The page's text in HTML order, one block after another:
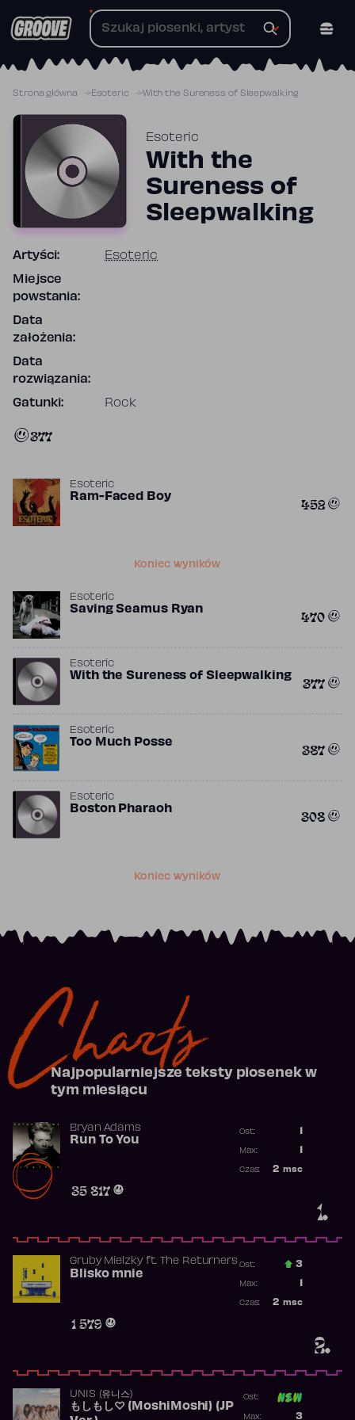
do
Strona główna Esoteric With the Sureness of Sleepwalking
Esoteric
With the
Sureness of
Sleepwalking
Artyści: Esoteric
Miejsce
powstania:
Data
założenia:
Data
rozwiązania:
Gatunki: Rock
377
Esoteric
Ram-Faced Boy 452
Koniec wyników
Esoteric
Saving Seamus Ryan 470
Esoteric
With the Sureness of Sleepwalking 377
Esoteric
Too Much Posse 387
Esoteric
Boston Pharaoh 308
Koniec wyników
Charts
Najpopularniejsze teksty piosenek w
tym miesiącu
1.
Bryan Adams
Run To You
35 817
Ost.:
Max:
2 msc
Czas:
2.
Gruby Mielzkyft. The Returners
Blisko mnie
1 579
Ost.: 3
Max:
2 msc
Czas:
UNIS (유니스)
もしもし♡ (MoshiMoshi) (JP
Ost:
3
Max: